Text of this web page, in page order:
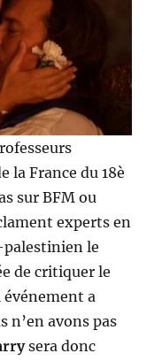
la France du 18è
sur BFM ou
experts en
palestinien le
de critiquer le
a
n’en avons pas
sera donc